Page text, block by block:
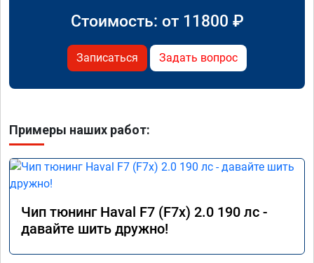
Стоимость: от 11800 ₽
Записаться Задать вопрос
Примеры наших работ:
Чип тюнинг Haval F7 (F7x) 2.0 190 лс -
давайте шить дружно!